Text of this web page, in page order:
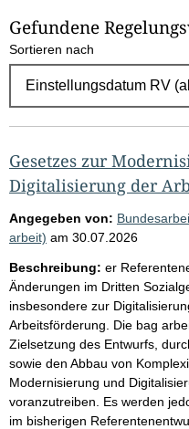
l
E
g
e
b
n
i
s
s
e
p
r
o
S
e
Gefundene
Sortieren nach
Gesetzes zur
Digitalisierung der
Angegeben von:
arbeit) am 30.07.2026
Beschreibung: er
Änderungen im Dritten
insbesondere zur
Arbeitsförderung. Die bag
Zielsetzung des Entwurfs,
sowie den Abbau von
Modernisierung und
voranzutreiben. Es werden
im bisherigen